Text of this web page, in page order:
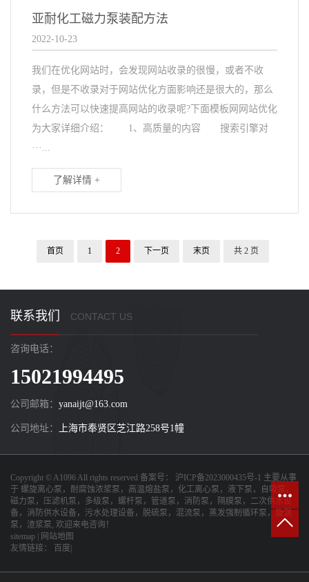
亚耐化工磁力泵装配方法
2022-10-23
我们在优化网站时，会发现网站收录的很慢，或者不收
录，但是不收录对于网站优化方面影响还是很大的，那么
什么方法可以快速提高网站的收录呢?下面模板网网站优化
为大家详细介绍： 1、高质量的内容 搜索引擎对
···...
了解详情 +
首页 1 2 下一页 末页 共 2 页
联系我们 CONTACT US
咨询电话：
15021994495
公司邮箱： yanaijt@163.com
公司地址： 上海市奉贤区芝江路258号1幢
Copyright © A1096 All rights reserved 备案号： 沪ICP备2023000435号-1 主要从事
于 螺旋离心泵，耐腐蚀浓浆泵，高温熔盐泵，化工离心泵，液下泵，自吸泵，
磁力泵，压滤机泵，多级泵，螺杆泵，管道泵，消防泵，隔膜泵，二次供水设
备，消防供水设备，污水处理设备，脱硫泵，混流泵，蒸发强制循环泵，旋涡
泵，渣浆泵, 欢迎来电咨询！
sitemap | 网站地图
友情链接： 百度|